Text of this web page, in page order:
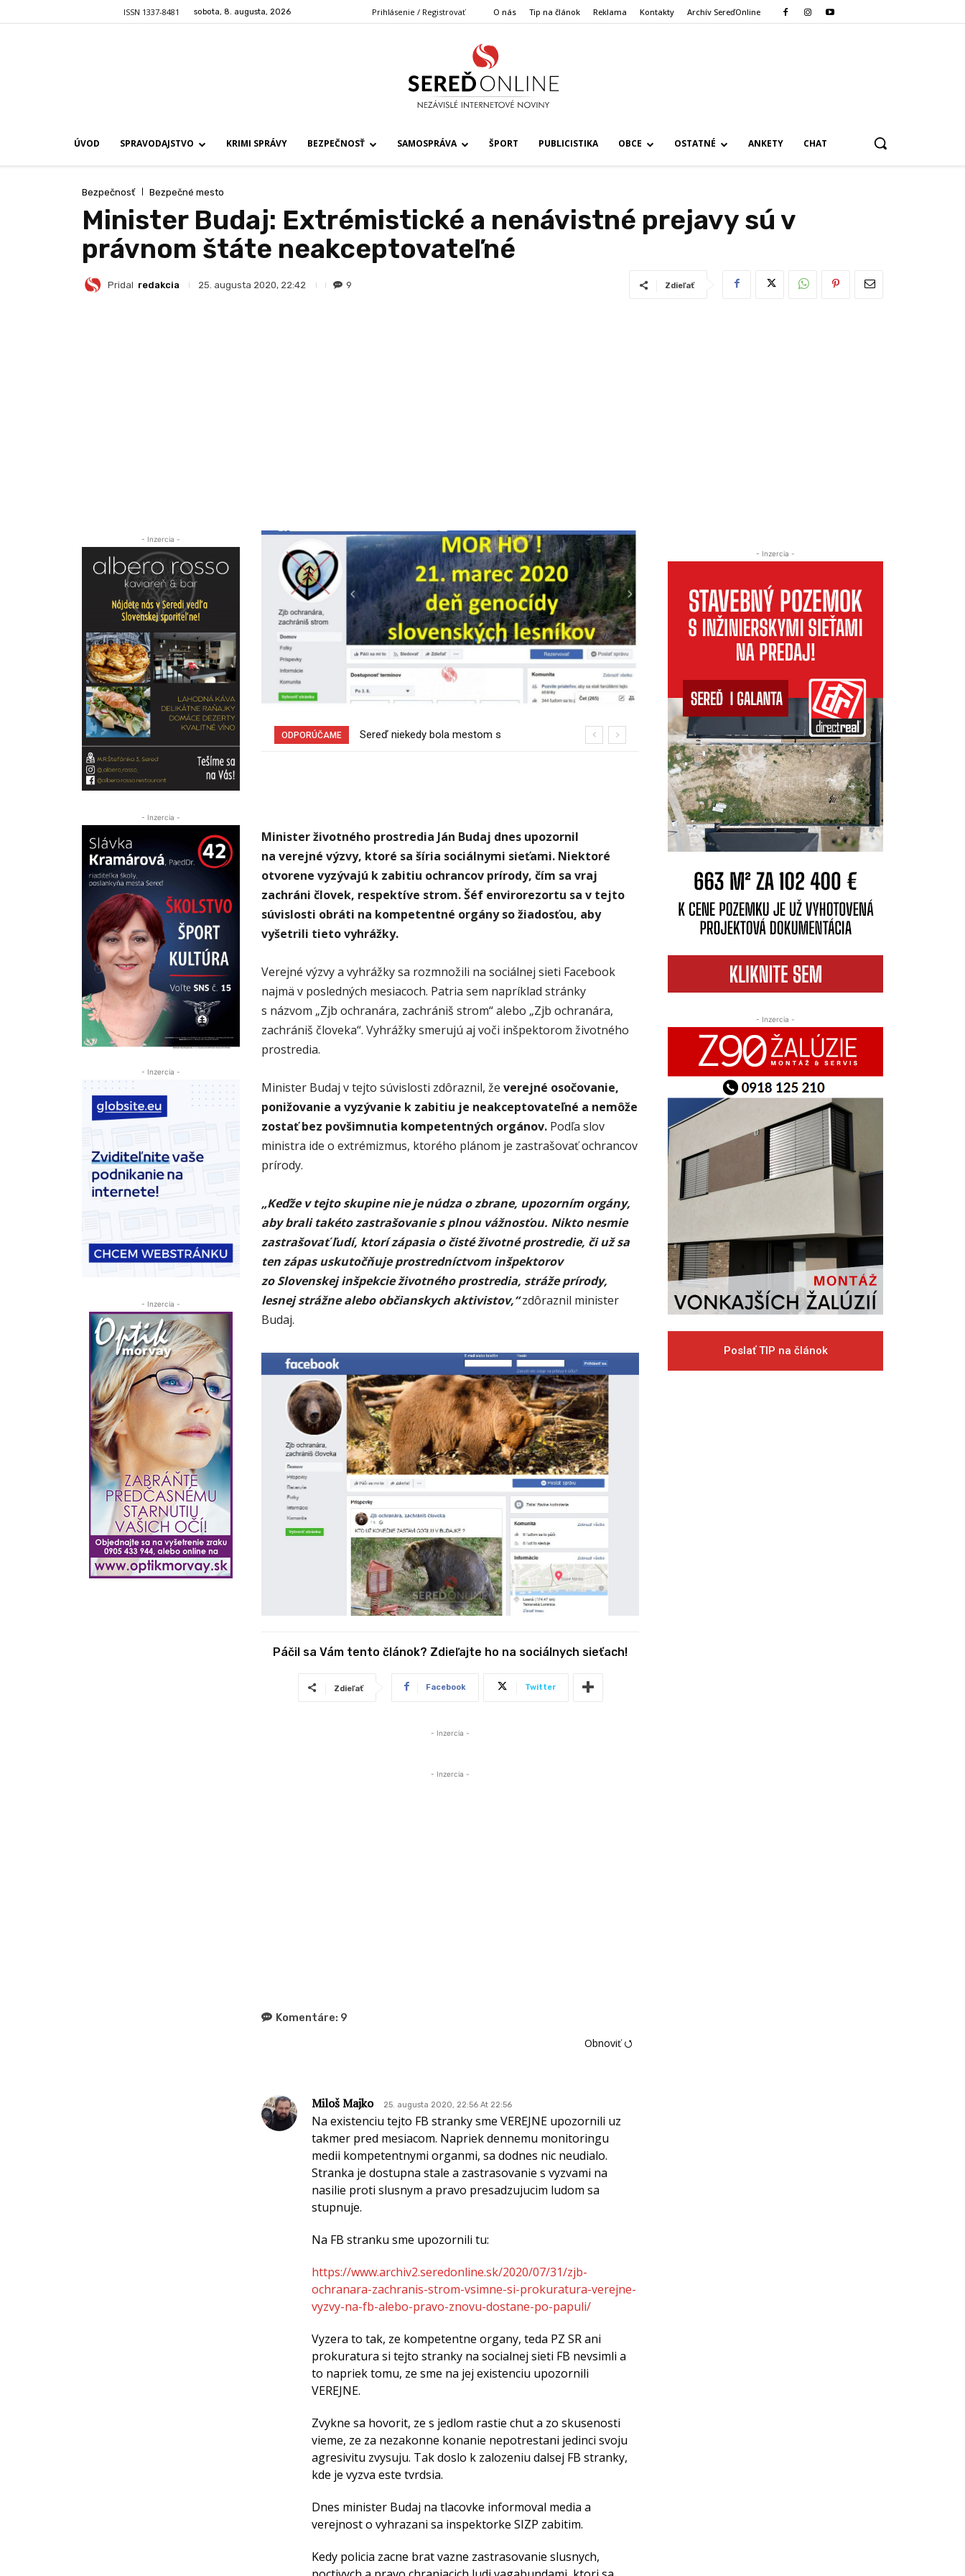
ISSN 1337-8481 sobota, 8. augusta, 2026 Prihlásenie / Registrovať O nás Tip na článok Reklama Kontakty Archív SereďOnline
ÚVOD SPRAVODAJSTVO KRIMI SPRÁVY BEZPEČNOSŤ SAMOSPRÁVA ŠPORT PUBLICISTIKA OBCE OSTATNÉ ANKETY CHAT
Bezpečnosť Bezpečné mesto
Minister Budaj: Extrémistické a nenávistné prejavy sú v
právnom štáte neakceptovateľné
Pridal redakcia 25. augusta 2020, 22:42 9 Zdieľať
- Inzercia -
- Inzercia -
- Inzercia -
- Inzercia -
ODPORÚČAME
Sereď niekedy bola mestom s
Pri venčení na Jesenského ulici mal
Minister životného prostredia Ján Budaj dnes upozornil
na verejné výzvy, ktoré sa šíria sociálnymi sieťami. Niektoré
otvorene vyzývajú k zabitiu ochrancov prírody, čím sa vraj
zachráni človek, respektíve strom. Šéf envirorezortu sa v tejto
súvislosti obráti na kompetentné orgány so žiadosťou, aby
vyšetrili tieto vyhrážky.
Verejné výzvy a vyhrážky sa rozmnožili na sociálnej sieti Facebook
najmä v posledných mesiacoch. Patria sem napríklad stránky
s názvom „Zjb ochranára, zachrániš strom“ alebo „Zjb ochranára,
zachrániš človeka“. Vyhrážky smerujú aj voči inšpektorom životného
prostredia.
Minister Budaj v tejto súvislosti zdôraznil, že verejné osočovanie,
ponižovanie a vyzývanie k zabitiu je neakceptovateľné a nemôže
zostať bez povšimnutia kompetentných orgánov. Podľa slov
ministra ide o extrémizmus, ktorého plánom je zastrašovať ochrancov
prírody.
„Keďže v tejto skupine nie je núdza o zbrane, upozorním orgány,
aby brali takéto zastrašovanie s plnou vážnosťou. Nikto nesmie
zastrašovať ľudí, ktorí zápasia o čisté životné prostredie, či už sa
ten zápas uskutočňuje prostredníctvom inšpektorov
zo Slovenskej inšpekcie životného prostredia, stráže prírody,
lesnej strážne alebo občianskych aktivistov,“zdôraznil minister
Budaj.
Páčil sa Vám tento článok? Zdieľajte ho na sociálnych sieťach!
Zdieľať Facebook Twitter
- Inzercia -
- Inzercia -
Komentáre: 9
Obnoviť ⭯
Miloš Majko 25. augusta 2020, 22:56 At 22:56
Na existenciu tejto FB stranky sme VEREJNE upozornili uz
takmer pred mesiacom. Napriek dennemu monitoringu
medii kompetentnymi organmi, sa dodnes nic neudialo.
Stranka je dostupna stale a zastrasovanie s vyzvami na
nasilie proti slusnym a pravo presadzujucim ludom sa
stupnuje.
Na FB stranku sme upozornili tu:
https://www.archiv2.seredonline.sk/2020/07/31/zjb-
ochranara-zachranis-strom-vsimne-si-prokuratura-verejne-
vyzvy-na-fb-alebo-pravo-znovu-dostane-po-papuli/
Vyzera to tak, ze kompetentne organy, teda PZ SR ani
prokuratura si tejto stranky na socialnej sieti FB nevsimli a
to napriek tomu, ze sme na jej existenciu upozornili
VEREJNE.
Zvykne sa hovorit, ze s jedlom rastie chut a zo skusenosti
vieme, ze za nezakonne konanie nepotrestani jedinci svoju
agresivitu zvysuju. Tak doslo k zalozeniu dalsej FB stranky,
kde je vyzva este tvrdsia.
Dnes minister Budaj na tlacovke informoval media a
verejnost o vyhrazani sa inspektorke SIZP zabitim.
Kedy policia zacne brat vazne zastrasovanie slusnych,
- Inzercia -
- Inzercia -
Poslať TIP na článok